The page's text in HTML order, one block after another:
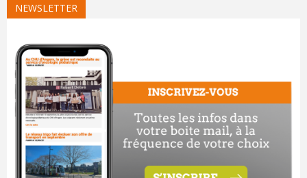
NEWSLETTER